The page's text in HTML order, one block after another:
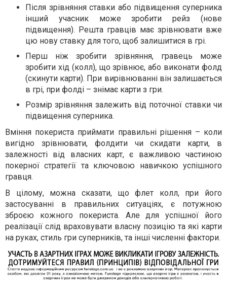
Після зрівняння ставки або підвищення суперника
інший учасник може зробити рейз (нове
підвищення). Решта гравців має зрівнювати вже
цю нову ставку для того, щоб залишитися в грі.
Перш ніж зробити зрівняння, гравець може
зробити хід (колл), що зрівнює, або виконати фолд
(скинути карти). При вирівнюванні він залишається
в грі, при фолді – знімає карти з гри.
Розмір зрівняння залежить від поточної ставки чи
підвищення суперника.
Вміння покериста приймати правильні рішення – коли
вигідно зрівнювати, фолдити чи скидати карти, в
залежності від власних карт, є важливою частиною
покерної стратегії та ключовою навичкою успішного
гравця.
В цілому, можна сказати, що флет колл, при його
застосуванні в правильних ситуаціях, є потужною
зброєю кожного покериста. Але для успішної його
реалізації слід враховувати власну позицію та які карти
на руках, стиль гри суперників, та інші численні фактори.